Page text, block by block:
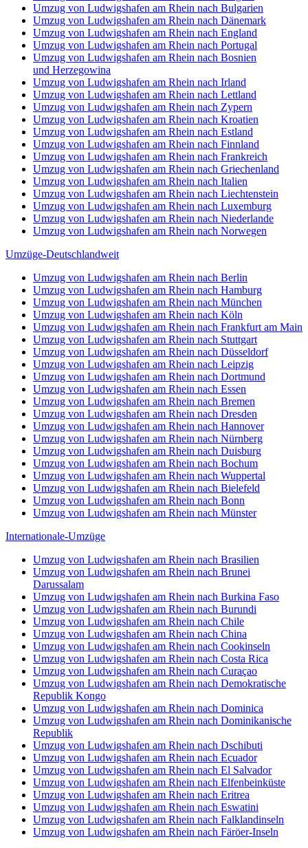
Umzug von Ludwigshafen am Rhein nach Bulgarien
Umzug von Ludwigshafen am Rhein nach Dänemark
Umzug von Ludwigshafen am Rhein nach England
Umzug von Ludwigshafen am Rhein nach Portugal
Umzug von Ludwigshafen am Rhein nach Bosnien
und Herzegowina
Umzug von Ludwigshafen am Rhein nach Irland
Umzug von Ludwigshafen am Rhein nach Lettland
Umzug von Ludwigshafen am Rhein nach Zypern
Umzug von Ludwigshafen am Rhein nach Kroatien
Umzug von Ludwigshafen am Rhein nach Estland
Umzug von Ludwigshafen am Rhein nach Finnland
Umzug von Ludwigshafen am Rhein nach Frankreich
Umzug von Ludwigshafen am Rhein nach Griechenland
Umzug von Ludwigshafen am Rhein nach Italien
Umzug von Ludwigshafen am Rhein nach Liechtenstein
Umzug von Ludwigshafen am Rhein nach Luxemburg
Umzug von Ludwigshafen am Rhein nach Niederlande
Umzug von Ludwigshafen am Rhein nach Norwegen
Umzüge-Deutschlandweit
Umzug von Ludwigshafen am Rhein nach Berlin
Umzug von Ludwigshafen am Rhein nach Hamburg
Umzug von Ludwigshafen am Rhein nach München
Umzug von Ludwigshafen am Rhein nach Köln
Umzug von Ludwigshafen am Rhein nach Frankfurt am Main
Umzug von Ludwigshafen am Rhein nach Stuttgart
Umzug von Ludwigshafen am Rhein nach Düsseldorf
Umzug von Ludwigshafen am Rhein nach Leipzig
Umzug von Ludwigshafen am Rhein nach Dortmund
Umzug von Ludwigshafen am Rhein nach Essen
Umzug von Ludwigshafen am Rhein nach Bremen
Umzug von Ludwigshafen am Rhein nach Dresden
Umzug von Ludwigshafen am Rhein nach Hannover
Umzug von Ludwigshafen am Rhein nach Nürnberg
Umzug von Ludwigshafen am Rhein nach Duisburg
Umzug von Ludwigshafen am Rhein nach Bochum
Umzug von Ludwigshafen am Rhein nach Wuppertal
Umzug von Ludwigshafen am Rhein nach Bielefeld
Umzug von Ludwigshafen am Rhein nach Bonn
Umzug von Ludwigshafen am Rhein nach Münster
Internationale-Umzüge
Umzug von Ludwigshafen am Rhein nach Brasilien
Umzug von Ludwigshafen am Rhein nach Brunei
Darussalam
Umzug von Ludwigshafen am Rhein nach Burkina Faso
Umzug von Ludwigshafen am Rhein nach Burundi
Umzug von Ludwigshafen am Rhein nach Chile
Umzug von Ludwigshafen am Rhein nach China
Umzug von Ludwigshafen am Rhein nach Cookinseln
Umzug von Ludwigshafen am Rhein nach Costa Rica
Umzug von Ludwigshafen am Rhein nach Curaçao
Umzug von Ludwigshafen am Rhein nach Demokratische
Republik Kongo
Umzug von Ludwigshafen am Rhein nach Dominica
Umzug von Ludwigshafen am Rhein nach Dominikanische
Republik
Umzug von Ludwigshafen am Rhein nach Dschibuti
Umzug von Ludwigshafen am Rhein nach Ecuador
Umzug von Ludwigshafen am Rhein nach El Salvador
Umzug von Ludwigshafen am Rhein nach Elfenbeinküste
Umzug von Ludwigshafen am Rhein nach Eritrea
Umzug von Ludwigshafen am Rhein nach Eswatini
Umzug von Ludwigshafen am Rhein nach Falklandinseln
Umzug von Ludwigshafen am Rhein nach Färöer-Inseln